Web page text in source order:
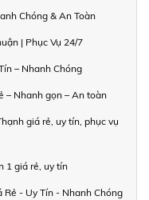
Chóng & An Toàn
| Phục Vụ 24/7
– Nhanh Chóng
– Nhanh gọn – An toàn
giá rẻ, uy tín, phục vụ
1 giá rẻ, uy tín
Rẻ - Uy Tín - Nhanh Chóng